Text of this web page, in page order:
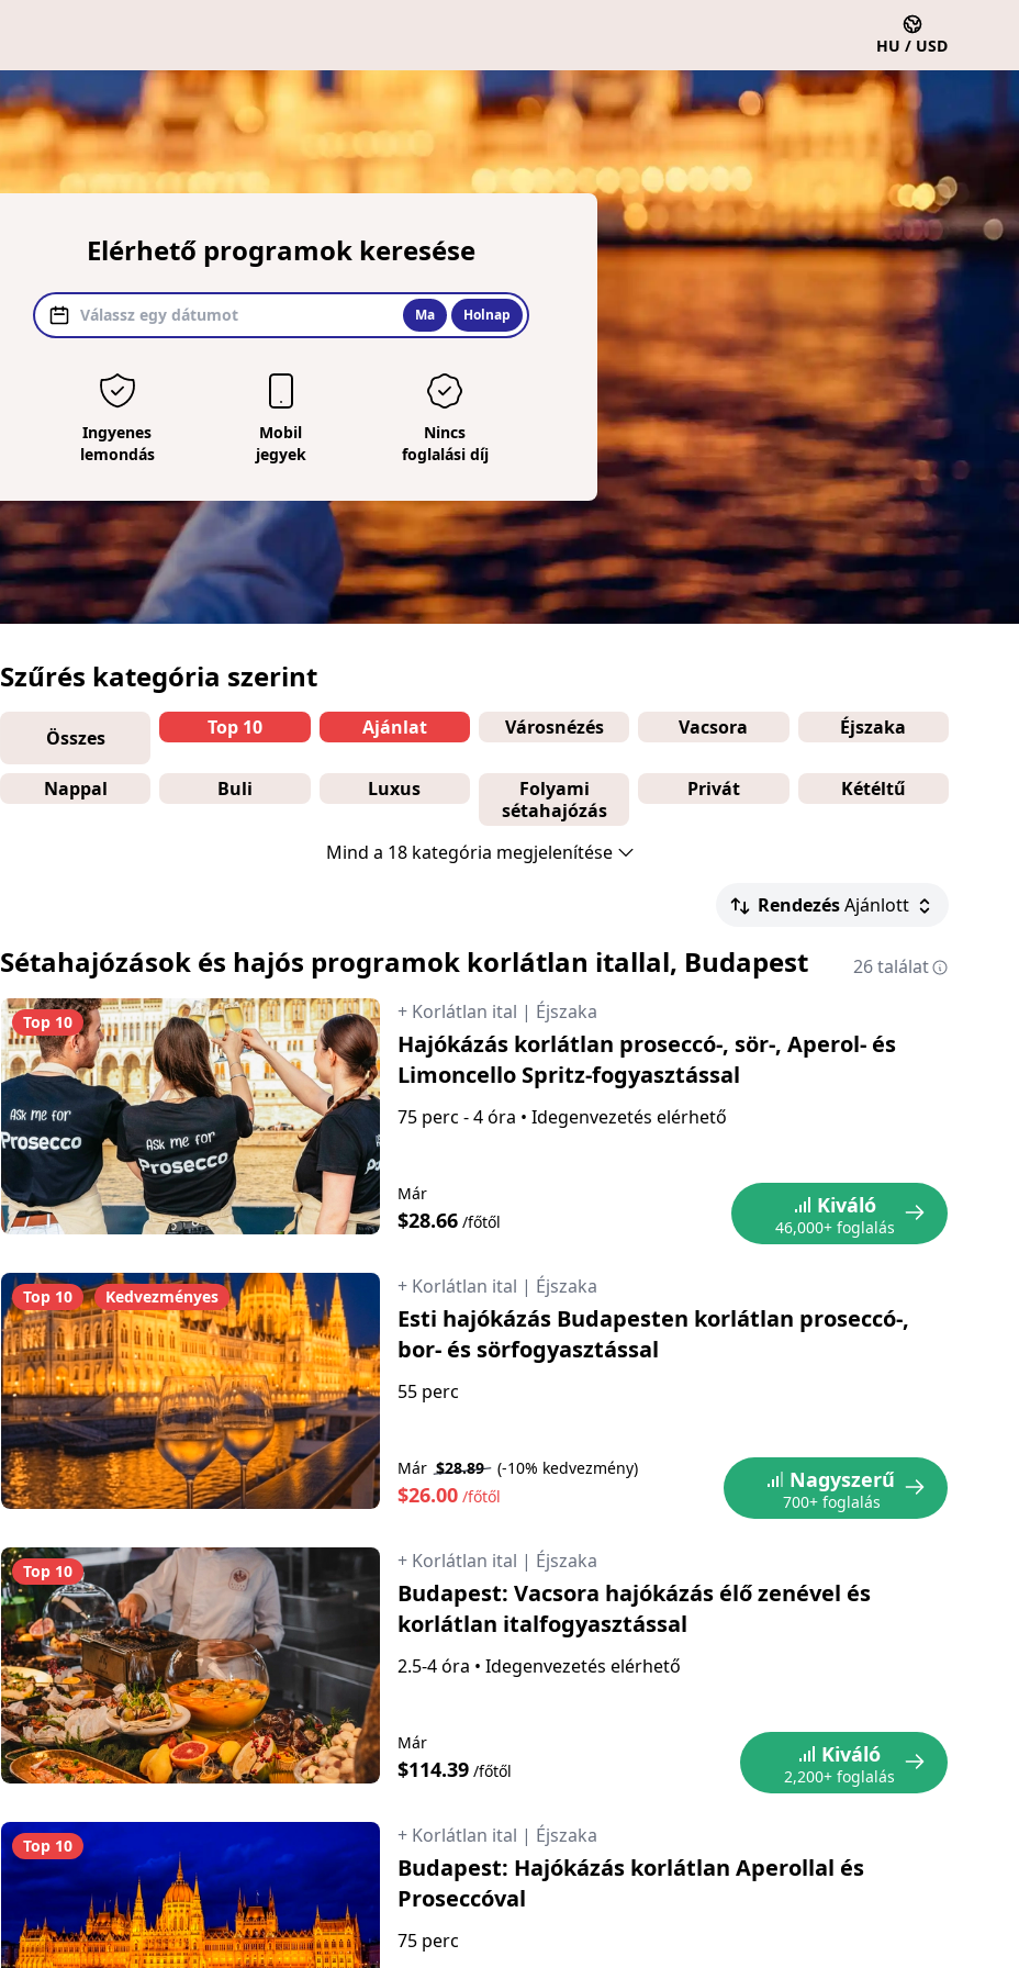
HU / USD
Elérhető programok keresése
Ma Holnap
Ingyenes
lemondás
Mobil
jegyek
Nincs
foglalási díj
Szűrés kategória szerint
Összes Top 10 Ajánlat Városnézés Vacsora Éjszaka
Nappal Buli Luxus
Folyami
sétahajózás
Privát Kétéltű
Mind a 18 kategória megjelenítése
Sétahajózások és hajós programok korlátlan itallal, Budapest 26 találat
RendezésAjánlott
Top 10 + Korlátlan ital | Éjszaka
Hajókázás korlátlan proseccó-, sör-, Aperol- és
Limoncello Spritz-fogyasztással
75 perc - 4 óra • Idegenvezetés elérhető
Már
$28.66/főtől
Kiváló
46,000+ foglalás
Top 10 Kedvezményes + Korlátlan ital | Éjszaka
Esti hajókázás Budapesten korlátlan proseccó-,
bor- és sörfogyasztással
55 perc
Már $28.89 (-10% kedvezmény)
$26.00/főtől
Nagyszerű
700+ foglalás
Top 10 + Korlátlan ital | Éjszaka
Budapest: Vacsora hajókázás élő zenével és
korlátlan italfogyasztással
2.5-4 óra • Idegenvezetés elérhető
Már
$114.39/főtől
Kiváló
2,200+ foglalás
Top 10 + Korlátlan ital | Éjszaka
Budapest: Hajókázás korlátlan Aperollal és
Proseccóval
75 perc